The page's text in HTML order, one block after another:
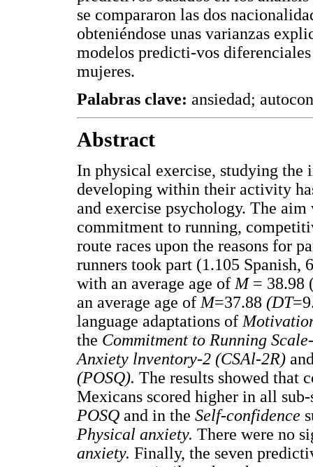
se compararon las dos
obteniéndose unas varianzas
modelos predicti-vos
mujeres.
Palabras clave: ansiedad;
Abstract
In physical exercise, studying the
developing within their activity
and exercise psychology. The
commitment to running,
route races upon the reasons for
runners took part (1.105 Spanish,
with an average age of M = 38.98
an average age of M=37.88 (DT
language adaptations of
the Commitment to Running
Anxiety lnventory-2 (CSAl-2R)
(POSQ). The results showed that
Mexicans scored higher in all
POSQ and in the Self-confidence
Physical anxiety. There were no
anxiety. Finally, the seven